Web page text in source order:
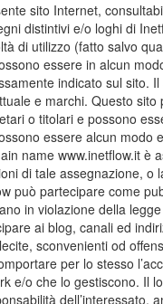
sito Internet,
distintivi e/o loghi di
di utilizzo (fatto salvo
essere in alcun
indicato sul sito.
e marchi. Questo
o titolari e possono
essere alcun modo
name www.inetflow.it è
di tale assegnazione, o
può partecipare come
in violazione della
ai blog, canali ed
sconvenienti od
per lo stesso
e/o che lo gestiscono. Il
dell’interessato,